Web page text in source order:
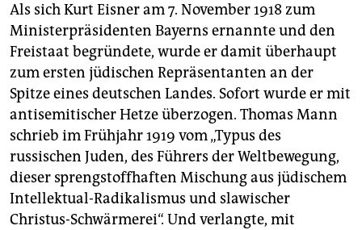
Als sich Kurt Eisner am 7. November 1918 zum
Ministerpräsidenten Bayerns ernannte und den
Freistaat begründete, wurde er damit überhaupt
zum ersten jüdischen Repräsentanten an der
Spitze eines deutschen Landes. Sofort wurde er mit
antisemitischer Hetze überzogen. Thomas Mann
schrieb im Frühjahr 1919 vom „Typus des
russischen Juden, des Führers der Weltbewegung,
dieser sprengstoffhaften Mischung aus jüdischem
Intellektual-Radikalismus und slawischer
Christus-Schwärmerei“. Und verlangte, mit